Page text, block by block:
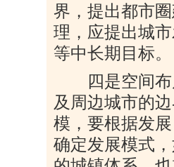
界，提出都市
理，应提出城
等中长期目标。
四是空间布
及周边城市的
模，要根据发
确定发展模式